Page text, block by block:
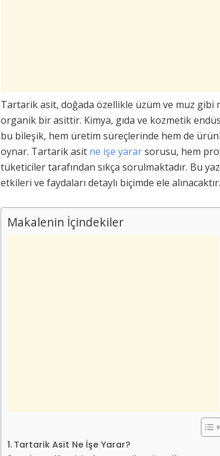
Tartarik asit, doğada özellikle üzüm ve muz gibi
organik bir asittir. Kimya, gıda ve kozmetik
bu bileşik, hem üretim süreçlerinde hem de
oynar. Tartarik asit ne işe yararsorusu, hem
tüketiciler tarafından sıkça sorulmaktadır. Bu
etkileri ve faydaları detaylı biçimde ele alınacaktır.
Makalenin İçindekiler
Tartarik Asit Ne İşe Yarar?